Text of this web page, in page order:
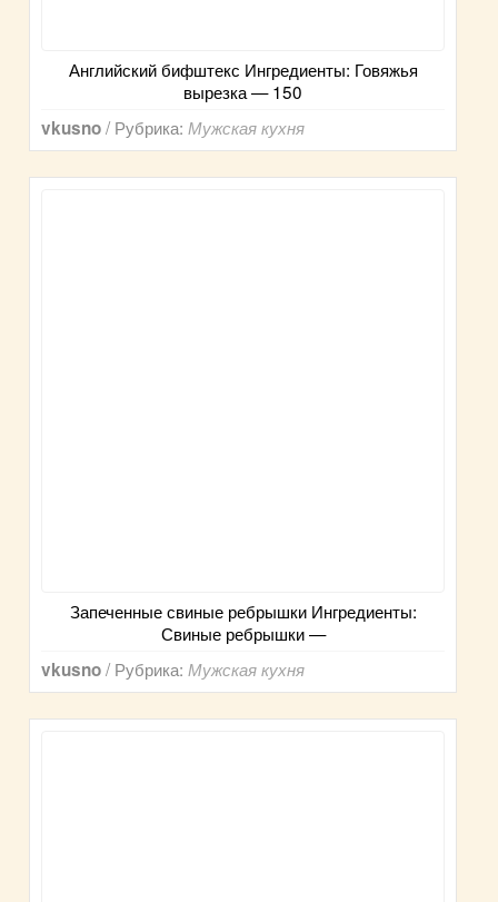
Английский бифштекс Ингредиенты: Говяжья
вырезка — 150
vkusno/ Рубрика:Мужская кухня
Запеченные свиные ребрышки Ингредиенты:
Свиные ребрышки —
vkusno/ Рубрика:Мужская кухня